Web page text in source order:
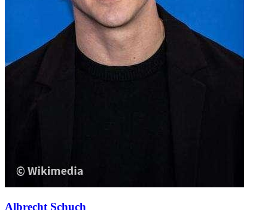
Albrecht Schuch